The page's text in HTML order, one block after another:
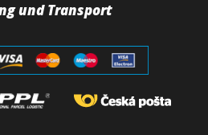
und Transport